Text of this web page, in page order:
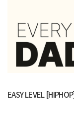
EASY LEVEL [HIPHOP]